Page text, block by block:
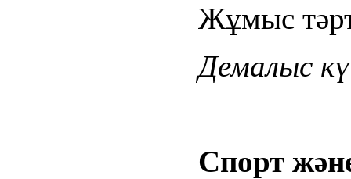
Жұмыс
Демалыс
Спорт